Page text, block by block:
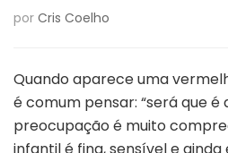
por Cris Coelho
Quando aparece uma
é comum pensar: “será que é
preocupação é muito
infantil é fina, sensível e